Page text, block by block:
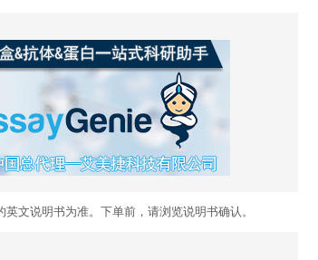
文说明书为准。下单前，请浏览说明书确认。